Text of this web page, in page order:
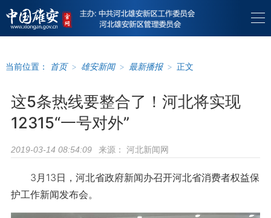
当前位置： 首页 > 雄安新闻 > 最新播报 > 正文
这5条热线要整合了！河北将实现
12315“一号对外”
2019-03-14 08:54:09 来源： 河北新闻网
3月13日，河北省政府新闻办召开河北省消费者权益保
护工作新闻发布会。